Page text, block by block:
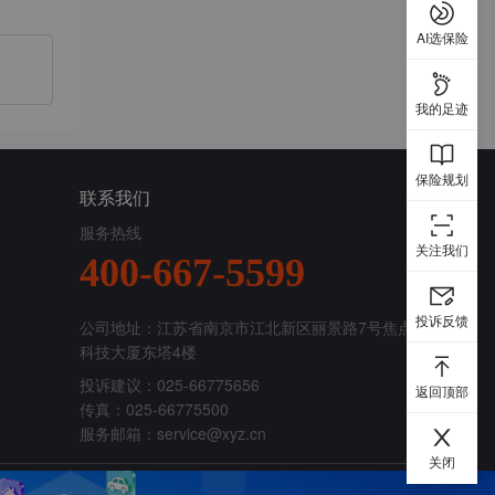
联系我们
服务热线
400-667-5599
公司地址：江苏省南京市江北新区丽景路7号焦点
科技大厦东塔4楼
投诉建议：025-66775656
传真：025-66775500
服务邮箱： service@xyz.cn
AI选保险
我的足迹
保险规划
关注我们
投诉反馈
返回顶部
关闭